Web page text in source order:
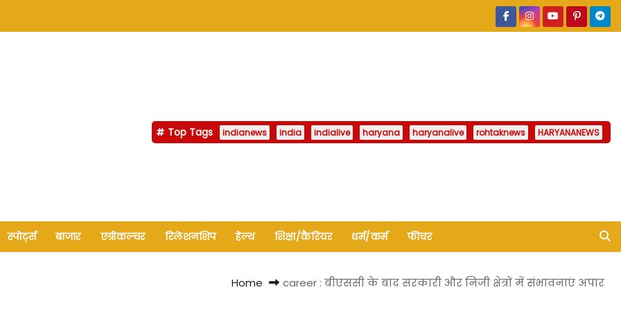
Top Tags indianews india indialive haryana haryanalive rohtaknews HARYANANEWS
स्पोर्ट्स बाजार एग्रीकल्चर रिलेशनशिप हेल्थ शिक्षा/कैरियर धर्म/कर्म फीचर
Home career : बीएससी के बाद सरकारी और निजी क्षेत्रों में संभावनाएं अपार